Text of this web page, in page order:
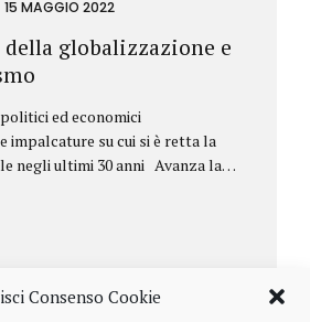
Consenso Cookie
15 MAGGIO 2022
della globalizzazione e
ed economici
impalcature su cui si è retta la
negli ultimi 30 anni Avanza la
discutere il discorso che
che Fink ha inviato agli
fa il punto sulla situazione